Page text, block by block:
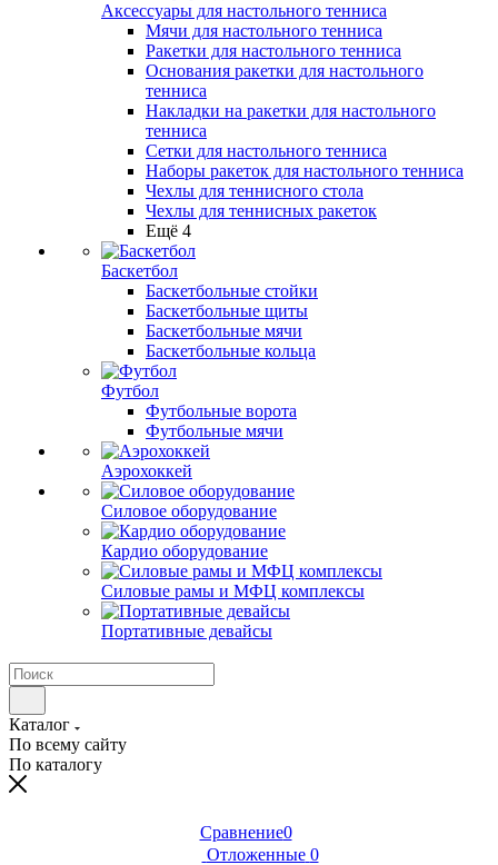
Аксессуары для настольного тенниса
Мячи для настольного тенниса
Ракетки для настольного тенниса
Основания ракетки для настольного
тенниса
Накладки на ракетки для настольного
тенниса
Сетки для настольного тенниса
Наборы ракеток для настольного тенниса
Чехлы для теннисного стола
Чехлы для теннисных ракеток
Ещё 4
Баскетбол
Баскетбольные стойки
Баскетбольные щиты
Баскетбольные мячи
Баскетбольные кольца
Футбол
Футбольные ворота
Футбольные мячи
Аэрохоккей
Силовое оборудование
Кардио оборудование
Силовые рамы и МФЦ комплексы
Портативные девайсы
Каталог
По всему сайту
По каталогу
Сравнение0
Отложенные 0